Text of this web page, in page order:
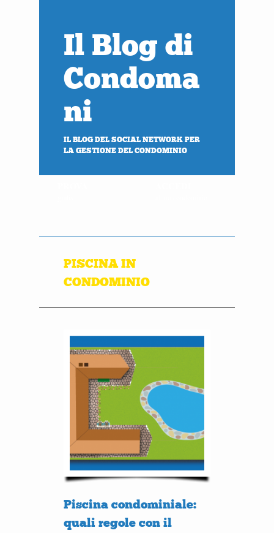
Il Blog di
Condoma
ni
IL BLOG DEL SOCIAL NETWORK PER
LA GESTIONE DEL CONDOMINIO
PISCINA IN
CONDOMINIO
Piscina condominiale:
quali regole con il